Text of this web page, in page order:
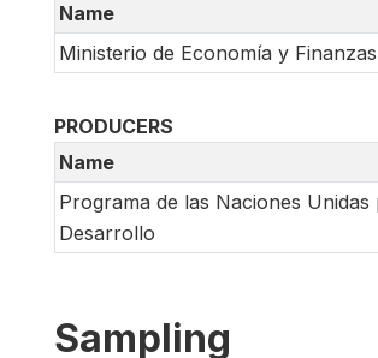
Name
Ministerio de Economía y
PRODUCERS
Name
Programa de las Naciones Unidas
Desarrollo
Sampling